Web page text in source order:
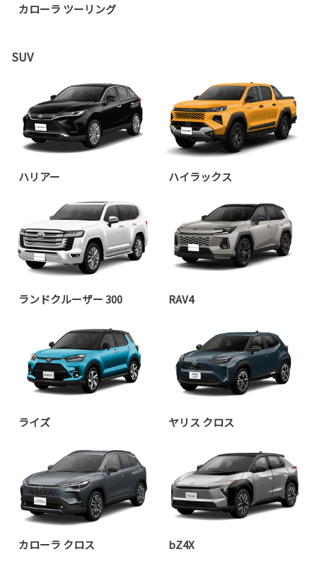
カローラ ツーリング
SUV
ハリアー ハイラックス
ランドクルーザー 300 RAV4
ライズ ヤリス クロス
カローラ クロス bZ4X